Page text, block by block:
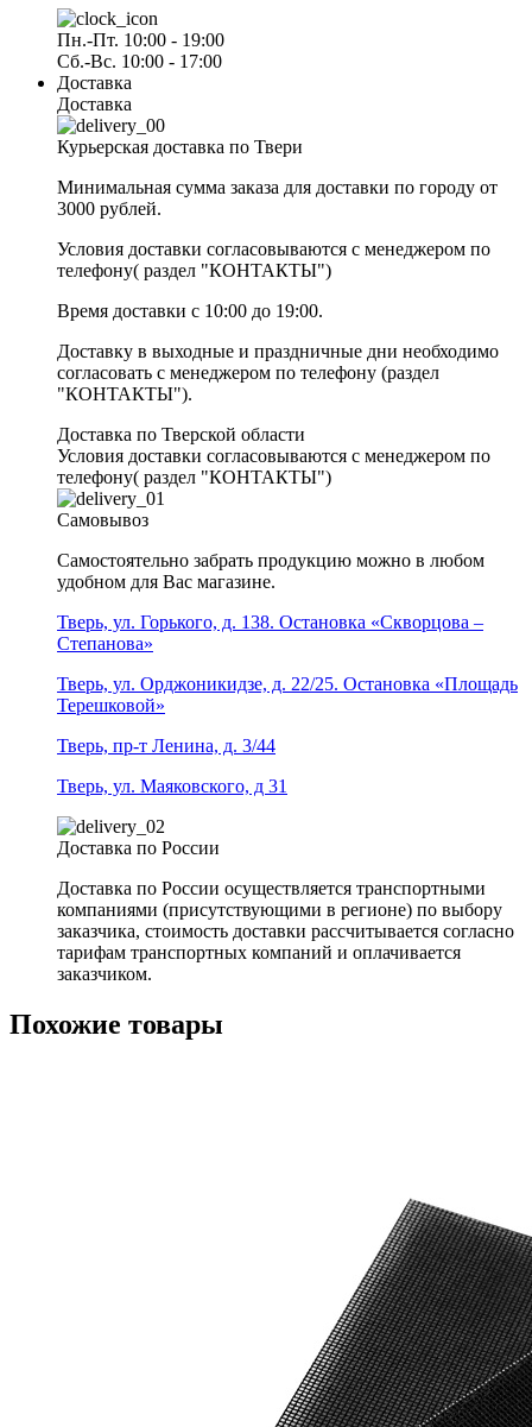
Пн.-Пт. 10:00 - 19:00
Сб.-Вс. 10:00 - 17:00
Доставка
Доставка
Курьерская доставка по Твери
Минимальная сумма заказа для доставки по городу от
3000 рублей.
Условия доставки согласовываются с менеджером по
телефону( раздел "КОНТАКТЫ")
Время доставки с 10:00 до 19:00.
Доставку в выходные и праздничные дни необходимо
согласовать с менеджером по телефону (раздел
"КОНТАКТЫ").
Доставка по Тверской области
Условия доставки согласовываются с менеджером по
телефону( раздел "КОНТАКТЫ")
Самовывоз
Самостоятельно забрать продукцию можно в любом
удобном для Вас магазине.
Тверь, ул. Горького, д. 138. Остановка «Скворцова –
Степанова»
Тверь, ул. Орджоникидзе, д. 22/25. Остановка «Площадь
Терешковой»
Тверь, пр-т Ленина, д. 3/44
Тверь, ул. Маяковского, д 31
Доставка по России
Доставка по России осуществляется транспортными
компаниями (присутствующими в регионе) по выбору
заказчика, стоимость доставки рассчитывается согласно
тарифам транспортных компаний и оплачивается
заказчиком.
Похожие товары